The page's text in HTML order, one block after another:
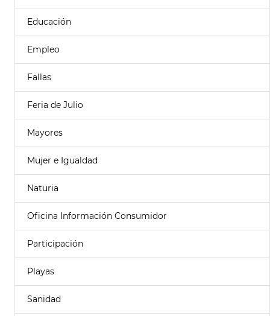
Educación
Empleo
Fallas
Feria de Julio
Mayores
Mujer e Igualdad
Naturia
Oficina Información Consumidor
Participación
Playas
Sanidad